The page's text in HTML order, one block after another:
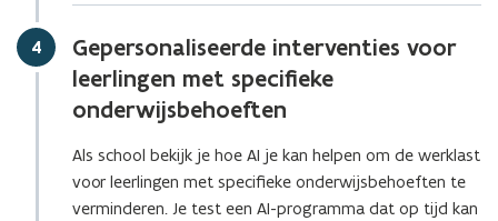
Stap
4
Gepersonaliseerde interventies voor
leerlingen met specifieke
onderwijsbehoeften
Als school bekijk je hoe AI je kan helpen om de werklast
voor leerlingen met specifieke onderwijsbehoeften te
verminderen. Je test een AI-programma dat op tijd kan